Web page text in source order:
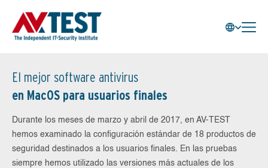
El mejor software antivirus
en MacOS para usuarios finales
Durante los meses de marzo y abril de 2017, en AV-TEST
hemos examinado la configuración estándar de 18 productos de
seguridad destinados a los usuarios finales. En las pruebas
siempre hemos utilizado las versiones más actuales de los